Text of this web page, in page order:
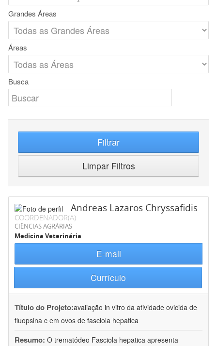
Grandes Áreas
Áreas
Busca
Filtrar
Limpar Filtros
Andreas Lazaros Chryssafidis
COORDENADOR(A)
CIÊNCIAS AGRÁRIAS
Medicina Veterinária
E-mail
Currículo
Título do Projeto:avaliação in vitro da atividade ovicida de
fluopsina c em ovos de fasciola hepatica
Resumo: O trematódeo Fasciola hepatica apresenta